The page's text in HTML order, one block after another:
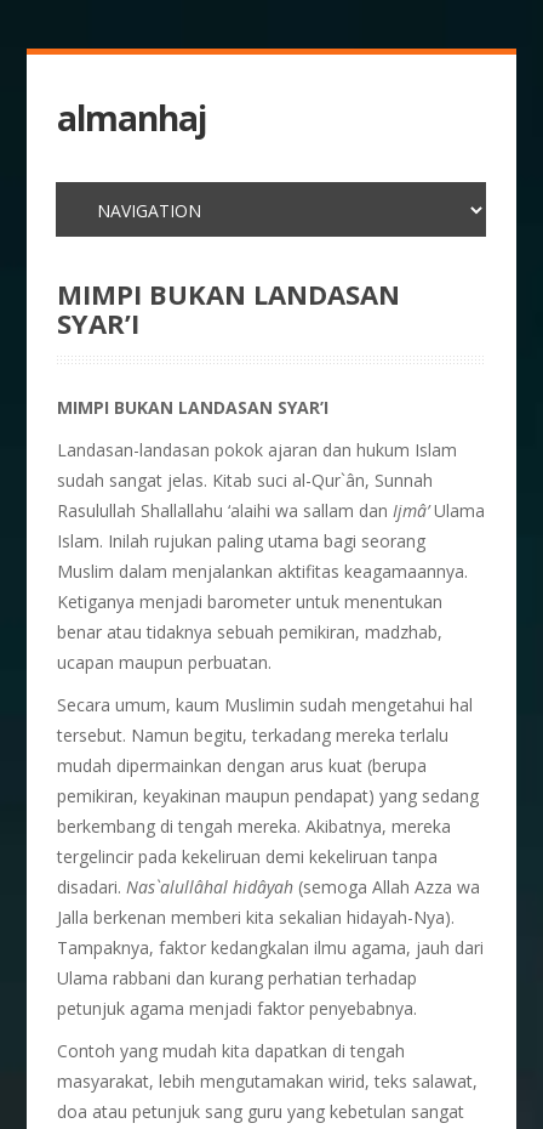
almanhaj
MIMPI BUKAN LANDASAN
SYAR’I
MIMPI BUKAN LANDASAN SYAR’I
Landasan-landasan pokok ajaran dan hukum Islam
sudah sangat jelas. Kitab suci al-Qur`ân, Sunnah
Rasulullah Shallallahu ‘alaihi wa sallam danIjmâ’Ulama
Islam. Inilah rujukan paling utama bagi seorang
Muslim dalam menjalankan aktifitas keagamaannya.
Ketiganya menjadi barometer untuk menentukan
benar atau tidaknya sebuah pemikiran, madzhab,
ucapan maupun perbuatan.
Secara umum, kaum Muslimin sudah mengetahui hal
tersebut. Namun begitu, terkadang mereka terlalu
mudah dipermainkan dengan arus kuat (berupa
pemikiran, keyakinan maupun pendapat) yang sedang
berkembang di tengah mereka. Akibatnya, mereka
tergelincir pada kekeliruan demi kekeliruan tanpa
disadari.Nas`alullâhal hidâyah (semoga Allah Azza wa
Jalla berkenan memberi kita sekalian hidayah-Nya).
Tampaknya, faktor kedangkalan ilmu agama, jauh dari
Ulama rabbani dan kurang perhatian terhadap
petunjuk agama menjadi faktor penyebabnya.
Contoh yang mudah kita dapatkan di tengah
masyarakat, lebih mengutamakan wirid, teks salawat,
doa atau petunjuk sang guru yang kebetulan sangat